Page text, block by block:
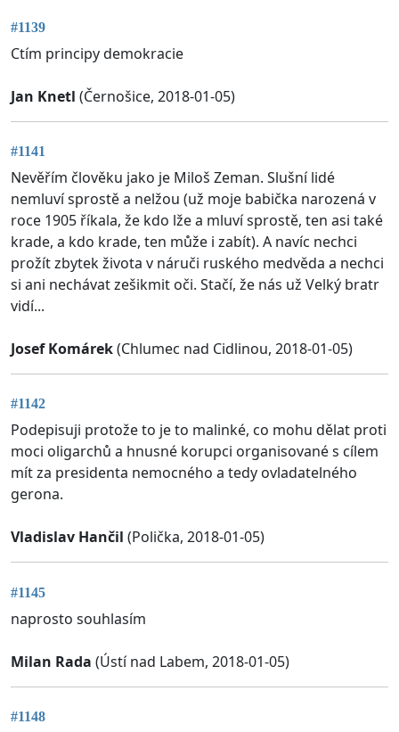
#1139
Ctím principy demokracie
Jan Knetl (Černošice, 2018-01-05)
#1141
Nevěřím člověku jako je Miloš Zeman. Slušní lidé
nemluví sprostě a nelžou (už moje babička narozená v
roce 1905 říkala, že kdo lže a mluví sprostě, ten asi také
krade, a kdo krade, ten může i zabít). A navíc nechci
prožít zbytek života v náruči ruského medvěda a nechci
si ani nechávat zešikmit oči. Stačí, že nás už Velký bratr
vidí...
Josef Komárek(Chlumec nad Cidlinou, 2018-01-05)
#1142
Podepisuji protože to je to malinké, co mohu dělat proti
moci oligarchů a hnusné korupci organisované s cílem
mít za presidenta nemocného a tedy ovladatelného
gerona.
Vladislav Hančil (Polička, 2018-01-05)
#1145
naprosto souhlasím
Milan Rada (Ústí nad Labem, 2018-01-05)
#1148